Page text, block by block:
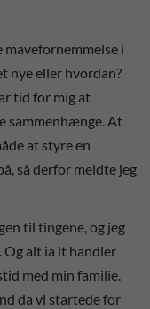
mavefornemmelse i
nye eller hvordan?
tid for mig at
sammenhænge. At
at styre en
så derfor meldte jeg
til tingene, og jeg
alt ia lt handler
med min familie.
da vi startede for